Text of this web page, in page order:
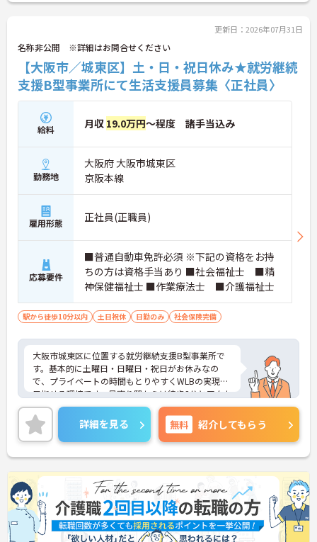
変やりがいのあるお仕事です。勤務は日勤のみで土
ながら働くことができる環境ですよ。希少な求人で
すので少しでも気になられる方はお早めにご相談く
ださい。面接対策など詳細をお伝えいたします！
更新日：2026年07月31日
名称非公開 ※詳細はお問合せください
【大阪市／城東区】土・日・祝日休み★就労継続
支援B型事業所にて生活支援員募集〈正社員〉
給料 月収 19.0万円～程度 諸手当込み
勤務地
大阪府 大阪市城東区
京阪本線
雇用形態 正社員(正職員)
応募要件
■普通自動車免許必須 ※下記の資格をお持
ちの方は資格手当あり ■社会福祉士 ■精
神保健福祉士 ■作業療法士 ■介護福祉士
駅から徒歩10分以内 土日祝休 日勤のみ 社会保険完備
大阪市城東区に位置する就労継続支援B型事業所で
す。基本的に土曜日・日曜日・祝日がお休みなの
で、プライベートの時間もとりやすくWLBの実現が
目指せる環境です。最寄り駅からは徒歩2分とアクセ
ス抜群な立地にございます。ご興味のある方には、
面接対策ポイントなど、さらに詳細をお話しいたし
ますのでお気軽にご相談ください！
詳細を見る 無料 紹介してもらう